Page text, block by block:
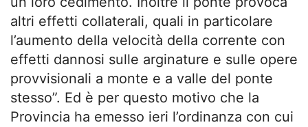
altri effetti collaterali, quali in particolare
l’aumento della velocità della corrente con
effetti dannosi sulle arginature e sulle opere
provvisionali a monte e a valle del ponte
stesso”. Ed è per questo motivo che la
Provincia ha emesso ieri l’ordinanza con cui